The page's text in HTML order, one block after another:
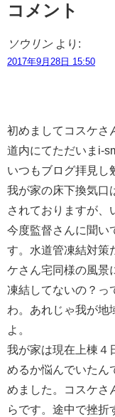
コメント
ソウリン より:
2017年9月28日 15:50
初めましてコスケさ
道内にてただいまi-
いつもブログ拝見し
我が家の床下換気口
されておりますが、
今度監督さんに聞い
す。水道管凍結対策
ケさん宅同様の風景
凍結してないの？っ
わ。あれじゃ我が地
よ。
我が家は現在上棟４
めるか悩んでいたん
めました。コスケさ
らです。途中で挫折